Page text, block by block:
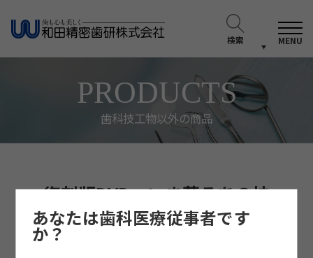
検索 MENU
あなたは歯科医療従事者です
か？
PRODUCTS
歯科技工物以外の商品
復刻版DVD いま蘇るあの技
術 ～臨床大家から学ぶ噛める
義歯製作方法～